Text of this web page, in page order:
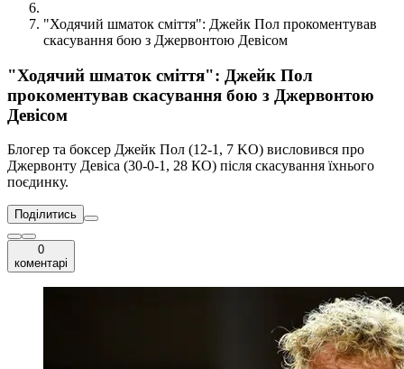
"Ходячий шматок сміття": Джейк Пол прокоментував
скасування бою з Джервонтою Девісом
"Ходячий шматок сміття": Джейк Пол
прокоментував скасування бою з Джервонтою
Девісом
Блогер та боксер Джейк Пол (12-1, 7 KO) висловився про
Джервонту Девіса (30-0-1, 28 КО) після скасування їхнього
поєдинку.
Поділитись
0
коментарі